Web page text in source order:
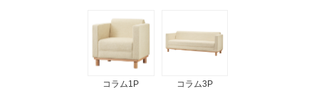
コラム1P コラム3P